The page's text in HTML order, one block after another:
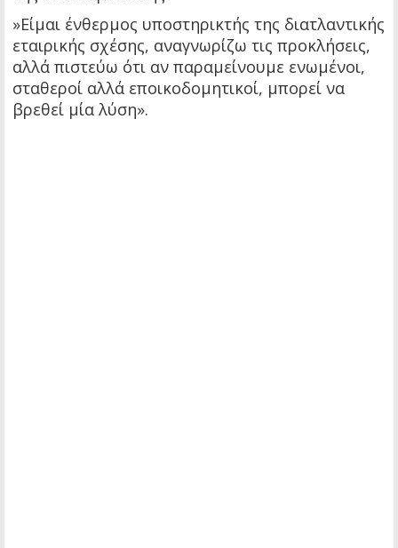
»Είμαι ένθερμος υποστηρικτής της διατλαντικής
εταιρικής σχέσης, αναγνωρίζω τις προκλήσεις,
αλλά πιστεύω ότι αν παραμείνουμε ενωμένοι,
σταθεροί αλλά εποικοδομητικοί, μπορεί να
βρεθεί μία λύση».